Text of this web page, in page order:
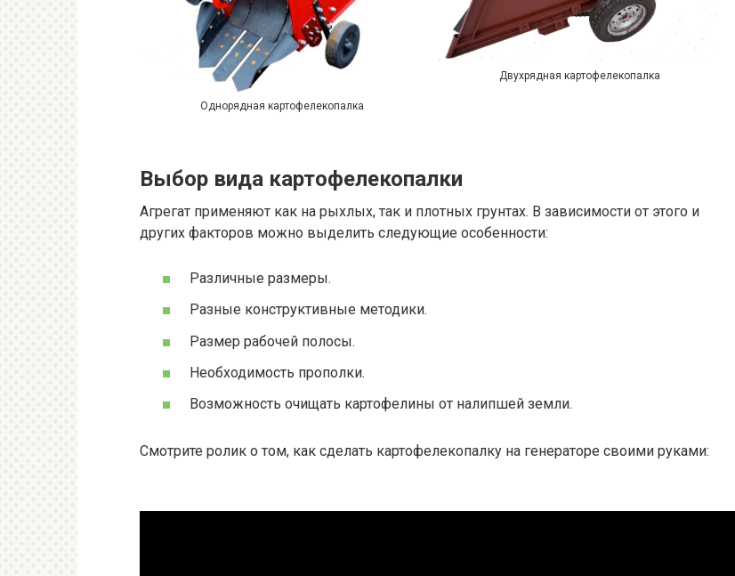
Однорядная картофелекопалка
Двухрядная картофелекопалка
Выбор вида картофелекопалки
Агрегат применяют как на рыхлых, так и плотных грунтах. В зависимости от этого и
других факторов можно выделить следующие особенности:
Различные размеры.
Разные конструктивные методики.
Размер рабочей полосы.
Необходимость прополки.
Возможность очищать картофелины от налипшей земли.
Смотрите ролик о том, как сделать картофелекопалку на генераторе своими руками: